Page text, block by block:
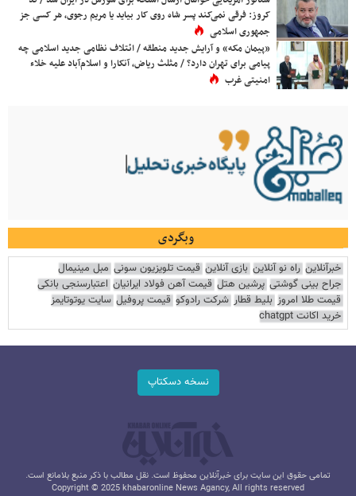
کروز: فرقی نمی‌کند پسر شاه روی کار بیاید یا مریم رجوی، هر کسی جز
جمهوری اسلامی
«پیمان مکه» و آرایش جدید منطقه / ائتلاف نظامی جدید اسلامی چه
پیامی برای تهران دارد؟ / مثلث ریاض، آنکارا و اسلام‌آباد علیه خلاء
امنیتی غرب
وبگردی
خبرآنلاین راه نو آنلاین بازی آنلاین قیمت تلویزیون سونی مبل مینیمال
جراح بینی گوشتی پرشین هتل قیمت آهن فولاد ایرانیان اعتبارسنجی بانکی
قیمت طلا امروز بلیط قطار شرکت رادوکو قیمت پروفیل سایت یوتوتایمز
خرید اکانت chatgpt
نسخه دسکتاپ
تمامی حقوق این سایت برای خبرآنلاین محفوظ است. نقل مطالب با ذکر منبع بلامانع است.
Copyright © 2025 khabaronline News Agancy, All rights reserved